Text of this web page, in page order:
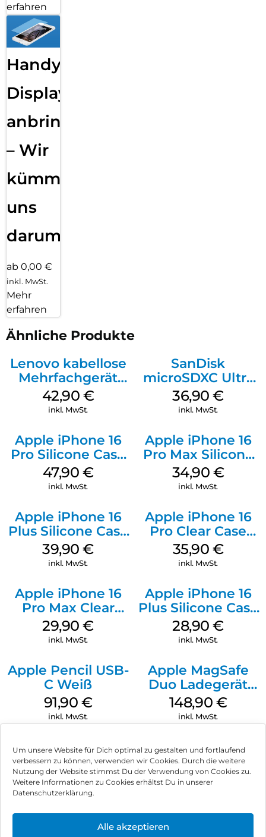
Um unsere Website für Dich optimal zu gestalten und fortlaufend
verbessern zu können, verwenden wir Cookies. Durch die weitere
Nutzung der Website stimmst Du der Verwendung von Cookies zu.
Weitere Informationen zu Cookies erhältst Du in unserer
Datenschutzerklärung.
Alle akzeptieren
erfahren
Handy
Displayfolie
anbringen
– Wir
kümmern
uns
darum!
ab 0,00 €
inkl. MwSt.
Mehr
erfahren
Ähnliche Produkte
Lenovo kabellose
Mehrfachgerät
Luna Grey
42,90 €
inkl. MwSt.
SanDisk
microSDXC Ultra
128 GB + Adapter
Mobile
36,90€
inkl. MwSt.
Apple iPhone 16
Pro Silicone Case
MagSafe Denim
47,90 €
inkl. MwSt.
Apple iPhone 16
Pro Max Silicone
Case MagSafe
Denim
34,90 €
inkl. MwSt.
Apple iPhone 16
Plus Silicone Case
MagSafe Plum
39,90€
inkl. MwSt.
Apple iPhone 16
Pro Clear Case
MagSafe
Transparent
35,90 €
inkl. MwSt.
Apple iPhone 16
Pro Max Clear
Case MagSafe
Transparent
29,90€
inkl. MwSt.
Apple iPhone 16
Plus Silicone Case
MagSafe Black
28,90€
inkl. MwSt.
Apple Pencil USB-
C Weiß
91,90 €
inkl. MwSt.
Apple MagSafe
Duo Ladegerät
Weiß
148,90 €
inkl. MwSt.
Impressum
Können wir Dir behilflich sein?